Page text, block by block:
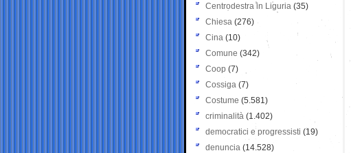
Centrodestra in Liguria (35)
Chiesa (276)
Cina (10)
Comune (342)
Coop (7)
Cossiga (7)
Costume (5.581)
criminalità (1.402)
democratici e progressisti (19)
denuncia (14.528)